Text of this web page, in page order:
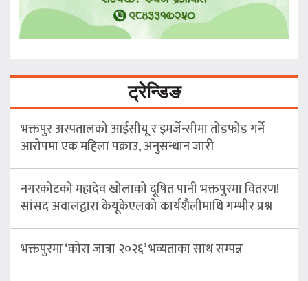
ट्रेन्डिङ
भक्तपुर अस्पतालको आईसीयू र इमर्जेन्सीमा तोडफोड गर्ने
आरोपमा एक महिला पक्राउ, अनुसन्धान जारी
नगरकोटको महादेव खोलाको दूषित पानी भक्तपुरमा वितरण!
सांसद अवालद्वारा केयूकेएलको कार्यशैलीमाथि गम्भीर प्रश्न
भक्तपुरमा ‘कोरा जात्रा २०२६’ भव्यताका साथ सम्पन्न